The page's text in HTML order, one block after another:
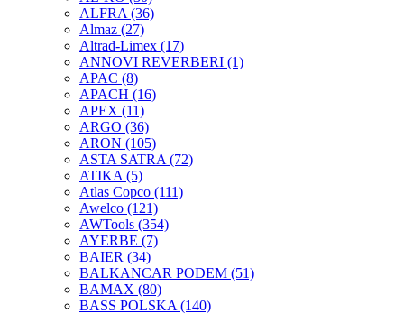
ALFRA (36)
Almaz (27)
Altrad-Limex (17)
ANNOVI REVERBERI (1)
APAC (8)
APACH (16)
APEX (11)
ARGO (36)
ARON (105)
ASTA SATRA (72)
ATIKA (5)
Atlas Copco (111)
Awelco (121)
AWTools (354)
AYERBE (7)
BAIER (34)
BALKANCAR PODEM (51)
BAMAX (80)
BASS POLSKA (140)